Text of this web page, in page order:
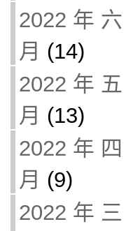
2022 年 六
月 (14)
2022 年 五
月 (13)
2022 年 四
月 (9)
2022 年 三